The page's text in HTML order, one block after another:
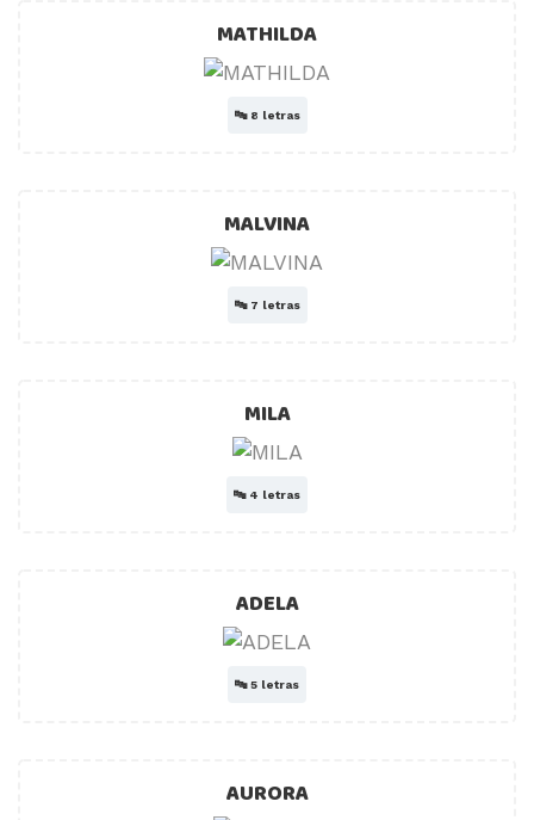
MATHILDA
🔤 8 letras
MALVINA
🔤 7 letras
MILA
🔤 4 letras
ADELA
🔤5 letras
AURORA